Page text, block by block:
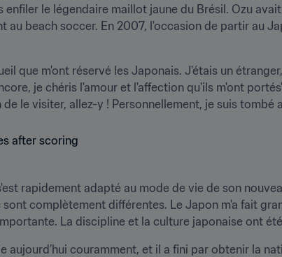
le légendaire maillot jaune du Brésil. Ozu avait
au beach soccer. En 2007, l'occasion de partir au
que m'ont réservé les Japonais. J'étais un
je chéris l'amour et l'affection qu'ils m'ont
le visiter, allez-y ! Personnellement, je suis tombé
rapidement adapté au mode de vie de son
complètement différentes. Le Japon m'a fait
La discipline et la culture japonaise ont
aujourd’hui couramment, et il a fini par obtenir la